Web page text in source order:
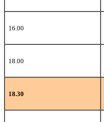
16.00
18.00
18.30